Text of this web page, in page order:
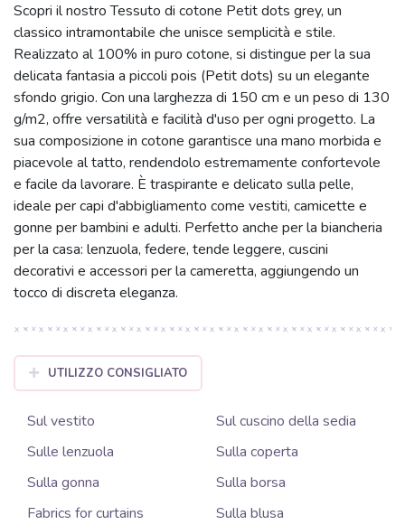
Scopri il nostro Tessuto di cotone Petit dots grey, un
classico intramontabile che unisce semplicità e stile.
Realizzato al 100% in puro cotone, si distingue per la sua
delicata fantasia a piccoli pois (Petit dots) su un elegante
sfondo grigio. Con una larghezza di 150 cm e un peso di 130
g/m2, offre versatilità e facilità d'uso per ogni progetto. La
sua composizione in cotone garantisce una mano morbida e
piacevole al tatto, rendendolo estremamente confortevole
e facile da lavorare. È traspirante e delicato sulla pelle,
ideale per capi d'abbigliamento come vestiti, camicette e
gonne per bambini e adulti. Perfetto anche per la biancheria
per la casa: lenzuola, federe, tende leggere, cuscini
decorativi e accessori per la cameretta, aggiungendo un
tocco di discreta eleganza.
UTILIZZO CONSIGLIATO
Sul vestito
Sul cuscino della sedia
Sulle lenzuola
Sulla coperta
Sulla gonna
Sulla borsa
Fabrics for curtains
Sulla blusa